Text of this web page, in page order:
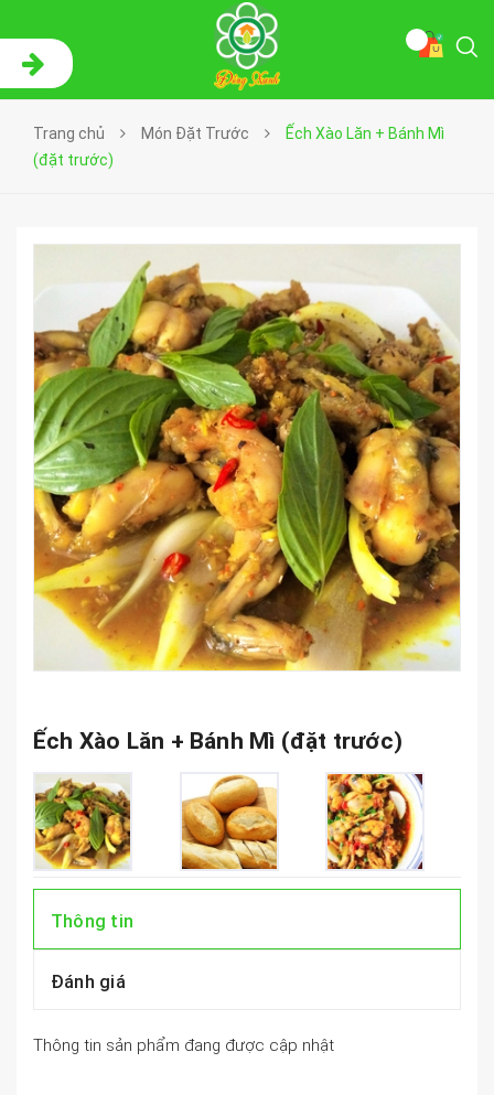
Trang chủ Món Đặt Trước
Ếch Xào Lăn + Bánh Mì
(đặt trước)
Ếch Xào Lăn + Bánh Mì (đặt trước)
Thông tin
Đánh giá
Thông tin sản phẩm đang được cập nhật